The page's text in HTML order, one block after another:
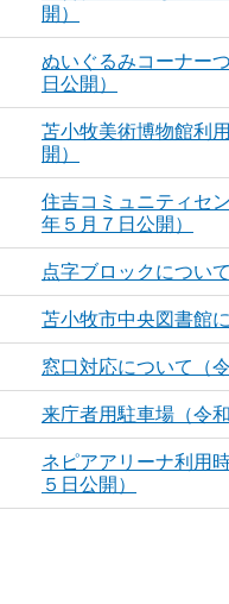
開）
ぬいぐるみコーナー
日公開）
苫小牧美術博物館利
開）
住吉コミュニティセ
年５月７日公開）
点字ブロックについ
苫小牧市中央図書館
窓口対応について（
来庁者用駐車場（令
ネピアアリーナ利用
５日公開）